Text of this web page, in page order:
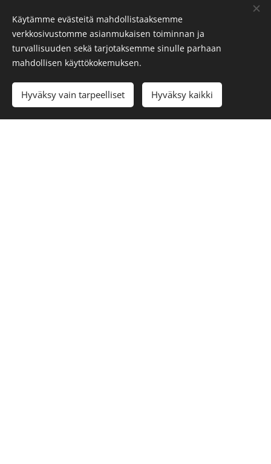
SSL Resource Oy
Tehokkuutta valonmittauksiin Evästeet
Kielet
Suomi
English
Käytämme evästeitä mahdollistaaksemme
verkkosivustomme asianmukaisen toiminnan ja
turvallisuuden sekä tarjotaksemme sinulle parhaan
mahdollisen käyttökokemuksen.
Hyväksy vain tarpeelliset Hyväksy kaikki